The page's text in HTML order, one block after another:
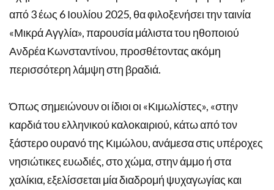
από 3 έως 6 Ιουλίου 2025, θα φιλοξενήσει την ταινία
«Μικρά Αγγλία», παρουσία μάλιστα του ηθοποιού
Ανδρέα Κωνσταντίνου, προσθέτοντας ακόμη
περισσότερη λάμψη στη βραδιά.
Όπως σημειώνουν οι ίδιοι οι «Κιμωλίστες», «στην
καρδιά του ελληνικού καλοκαιριού, κάτω από τον
ξάστερο ουρανό της Κιμώλου, ανάμεσα στις υπέροχες
νησιώτικες ευωδιές, στο χώμα, στην άμμο ή στα
χαλίκια, εξελίσσεται μία διαδρομή ψυχαγωγίας και